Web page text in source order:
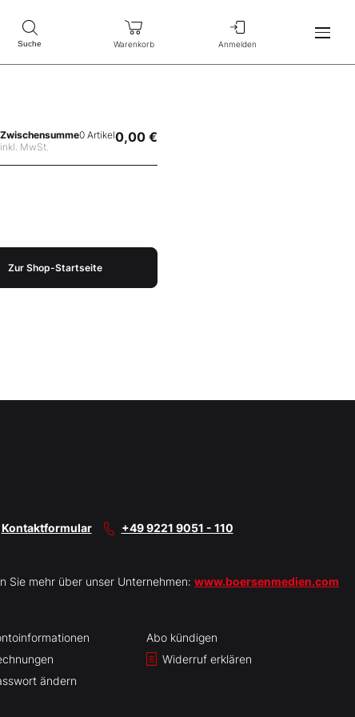
Suche Warenkorb Anmelden
Zwischensumme
inkl. MwSt.
0 Artikel0,00 €
Zur Shop-Startseite
Kontaktformular +49 9221 9051 - 110
Sie mehr über unser Unternehmen: www.boersenmedien.com
ändern
Abo kündigen
Widerruf erklären